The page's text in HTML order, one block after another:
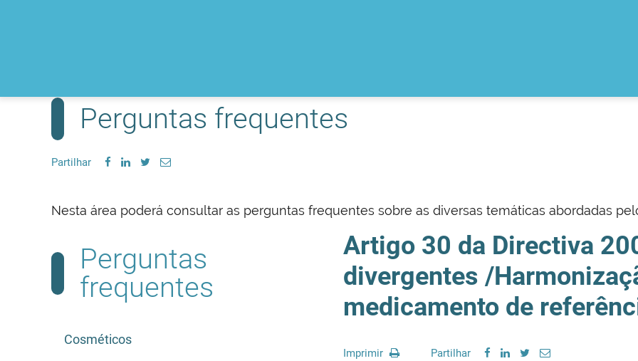
Perguntas frequentes
Partilhar
Nesta área poderá consultar as perguntas frequentes sobre as diversas temáticas abordadas pelo
Perguntas
frequentes
Cosméticos
Artigo 30 da Directiva
divergentes /
medicamento de
Imprimir Partilhar